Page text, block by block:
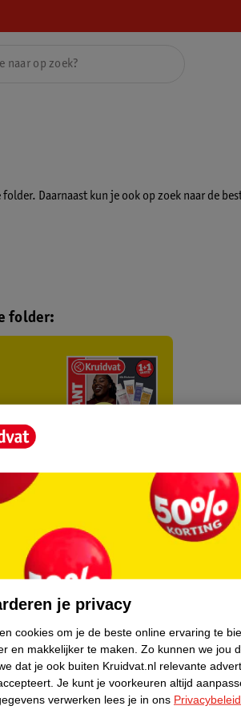
Daarnaast kun je ook op zoek naar de
folder:
Over
Pers
je privacy
cookies om je de beste online ervaring te
en makkelijker te maken. Zo kunnen we jou
dat je ook buiten Kruidvat.nl relevante
Je kunt je voorkeuren altijd
verwerken lees je in ons Privacybeleid